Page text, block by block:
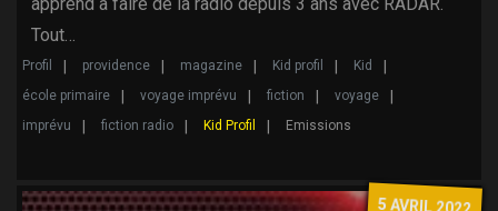
Tout…
Profil providence magazine Kid profil
Kid
école primaire
voyage imprévu fiction
voyage
imprévu
fiction radio Kid Profil Emissions